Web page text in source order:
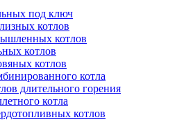
под ключ
котлов
котлов
котлов
котлов
котла
длительного горения
котла
котлов